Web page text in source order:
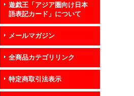
遊戯王「アジア圏向け日本
語表記カード」について
メールマガジン
全商品カテゴリリンク
特定商取引法表示